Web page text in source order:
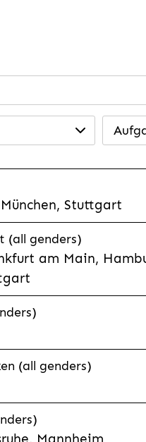
Stuttgart
(all genders)
am Main,
(all genders)